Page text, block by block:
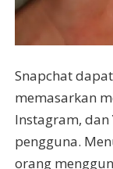
Snapchat
memasarkan
Instagram,
pengguna.
orang